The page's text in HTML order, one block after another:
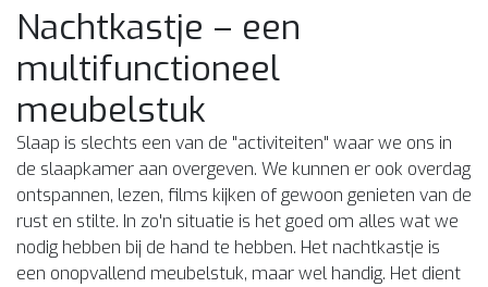
Nachtkastje – een
multifunctioneel
meubelstuk
Slaap is slechts een van de "activiteiten" waar we ons in
de slaapkamer aan overgeven. We kunnen er ook overdag
ontspannen, lezen, films kijken of gewoon genieten van de
rust en stilte. In zo'n situatie is het goed om alles wat we
nodig hebben bij de hand te hebben. Het nachtkastje is
een onopvallend meubelstuk, maar wel handig. Het dient